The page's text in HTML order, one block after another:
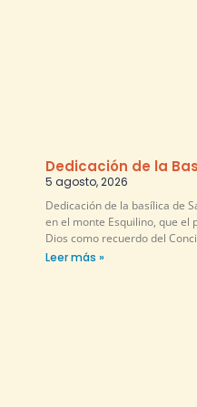
Dedicación de la
5 agosto, 2026
Dedicación de la basílica de
en el monte Esquilino, que el
Dios como recuerdo del
Leer más »